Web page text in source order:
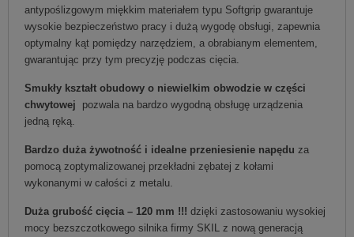
antypoślizgowym miękkim materiałem typu Softgrip gwarantuje
wysokie bezpieczeństwo pracy i dużą wygodę obsługi, zapewnia
optymalny kąt pomiędzy narzędziem, a obrabianym elementem,
gwarantując przy tym precyzję podczas cięcia.
Smukły kształt obudowy o niewielkim obwodzie w części
chwytowej pozwala na bardzo wygodną obsługę urządzenia
jedną ręką.
Bardzo duża żywotność i idealne przeniesienie napędu za
pomocą zoptymalizowanej przekładni zębatej z kołami
wykonanymi w całości z metalu.
Duża grubość cięcia – 120 mm !!! dzięki zastosowaniu wysokiej
mocy bezszczotkowego silnika firmy SKIL z nową generacją